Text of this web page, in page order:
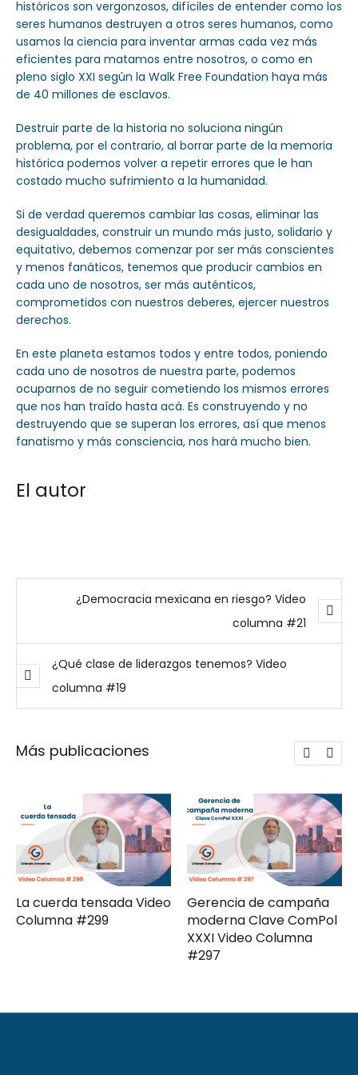
históricos son vergonzosos, difíciles de entender como los
seres humanos destruyen a otros seres humanos, como
usamos la ciencia para inventar armas cada vez más
eficientes para matamos entre nosotros, o como en
pleno siglo XXI según la Walk Free Foundation haya más
de 40 millones de esclavos.
Destruir parte de la historia no soluciona ningún
problema, por el contrario, al borrar parte de la memoria
histórica podemos volver a repetir errores que le han
costado mucho sufrimiento a la humanidad.
Si de verdad queremos cambiar las cosas, eliminar las
desigualdades, construir un mundo más justo, solidario y
equitativo, debemos comenzar por ser más conscientes
y menos fanáticos, tenemos que producir cambios en
cada uno de nosotros, ser más auténticos,
comprometidos con nuestros deberes, ejercer nuestros
derechos.
En este planeta estamos todos y entre todos, poniendo
cada uno de nosotros de nuestra parte, podemos
ocuparnos de no seguir cometiendo los mismos errores
que nos han traído hasta acá. Es construyendo y no
destruyendo que se superan los errores, así que menos
fanatismo y más consciencia, nos hará mucho bien.
El autor
¿Democracia mexicana en riesgo? Video
columna #21
¿Qué clase de liderazgos tenemos? Video
columna #19
Más publicaciones
La cuerda tensada Video
Columna #299
Gerencia de campaña
moderna Clave ComPol
XXXI Video Columna
#297